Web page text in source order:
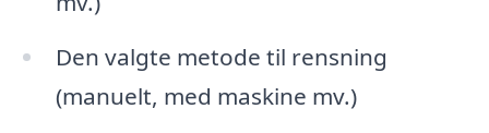
Den valgte metode til rensning
(manuelt, med maskine mv.)